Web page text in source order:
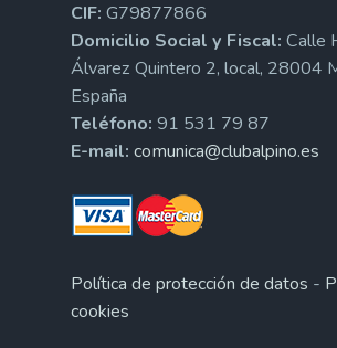
CIF: G79877866
Domicilio Social y Fiscal: Calle
Álvarez Quintero 2, local, 28004
España
Teléfono: 91 531 79 87
E-mail: comunica@clubalpino.es
Política de protección de datos -
cookies